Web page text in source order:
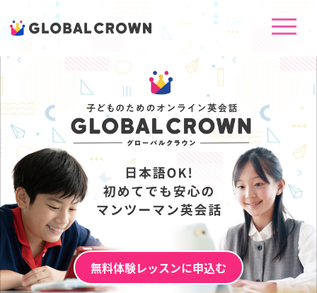
子どものための英会話GLOBAL CROWN｜日本語対応オンライン
無料体験レッスンに申込む